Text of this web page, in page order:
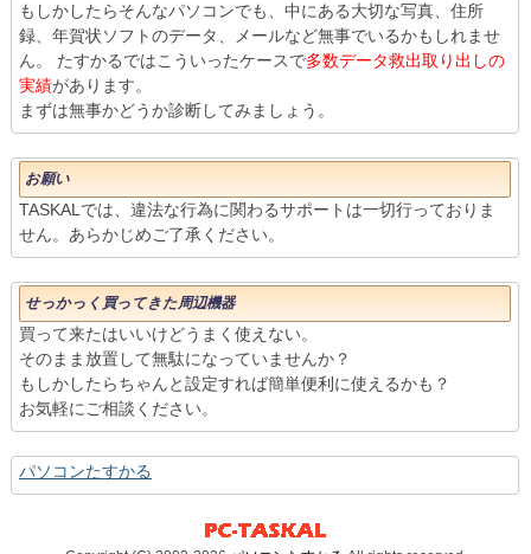
もしかしたらそんなパソコンでも、中にある大切な写真、住所
録、年賀状ソフトのデータ、メールなど無事でいるかもしれませ
ん。 たすかるではこういったケースで多数データ救出取り出しの
実績があります。
まずは無事かどうか診断してみましょう。
お願い
TASKALでは、違法な行為に関わるサポートは一切行っておりま
せん。あらかじめご了承ください。
せっかっく買ってきた周辺機器
買って来たはいいけどうまく使えない。
そのまま放置して無駄になっていませんか？
もしかしたらちゃんと設定すれば簡単便利に使えるかも？
お気軽にご相談ください。
パソコンたすかる